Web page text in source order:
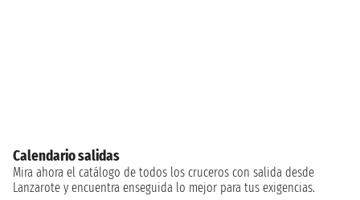
Calendario salidas
Mira ahora el catálogo de todos los cruceros con salida desde
Lanzarote y encuentra enseguida lo mejor para tus exigencias.